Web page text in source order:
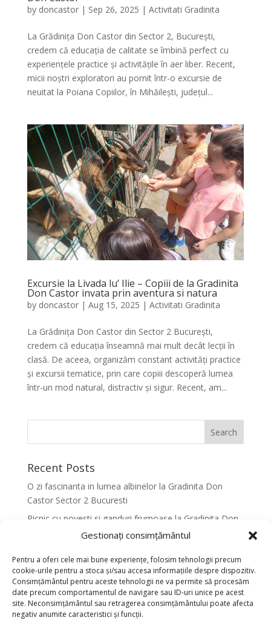
Gestionați consimțământul
Pentru a oferi cele mai bune experiențe, folosim tehnologii precum
cookie-urile pentru a stoca și/sau accesa informațiile despre dispozitiv.
Consimțământul pentru aceste tehnologii ne va permite să procesăm
date precum comportamentul de navigare sau ID-uri unice pe acest
site. Neconsimțământul sau retragerea consimțământului poate afecta
negativ anumite caracteristici și funcții.
by doncastor| Sep 26, 2025 | Activitati Gradinita
La Grădinița Don Castor din Sector 2, București,
credem că educația de calitate se îmbină perfect cu
experiențele practice și activitățile în aer liber. Recent,
micii noștri exploratori au pornit într-o excursie de
neuitat la Poiana Copiilor, în Mihăilești, județul...
Excursie la Livada lu’ Ilie – Copiii de la Gradinita
Don Castor invata prin aventura si natura
by doncastor| Aug 15, 2025 | Activitati Gradinita
La Grădinița Don Castor din Sector 2 București,
credem că educația înseamnă mai mult decât lecții în
clasă. De aceea, organizăm constant activități practice
și excursii tematice, prin care copiii descoperă lumea
într-un mod natural, distractiv și sigur. Recent, am...
Recent Posts
O zi fascinanta in lumea albinelor la Gradinita Don
Castor Sector 2 Bucuresti
Picnic cu povesti si ganduri frumoase la Gradinita Don
Castor Sector 2 Bucuresti
Bucuresti
Activitati senzoriale creative pentru dezvoltarea
armonioasa a copiilor la Gradinita Don Castor Sector 2
Bucuresti